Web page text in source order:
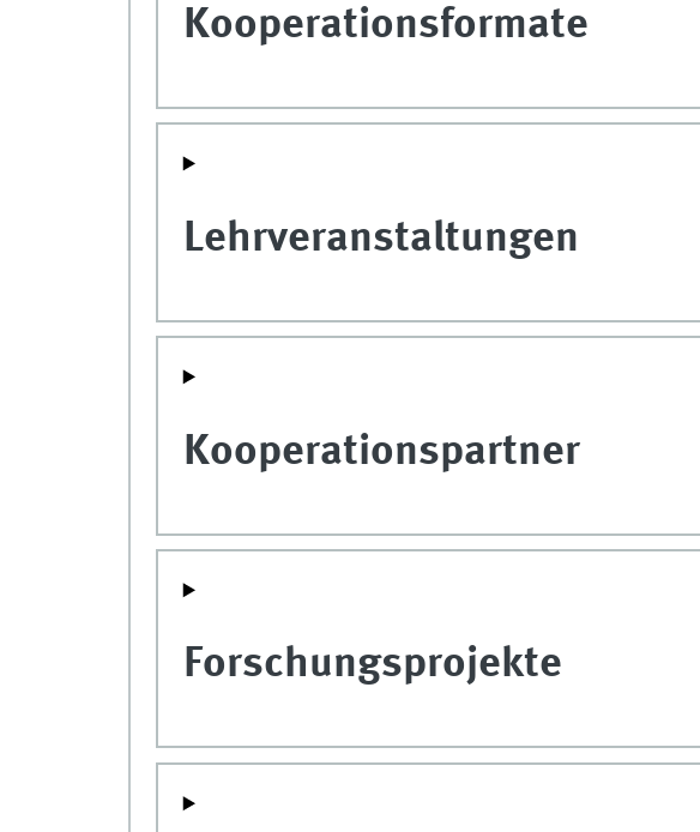
Kooperationsformate
Lehrveranstaltungen
Kooperationspartner
Forschungsprojekte